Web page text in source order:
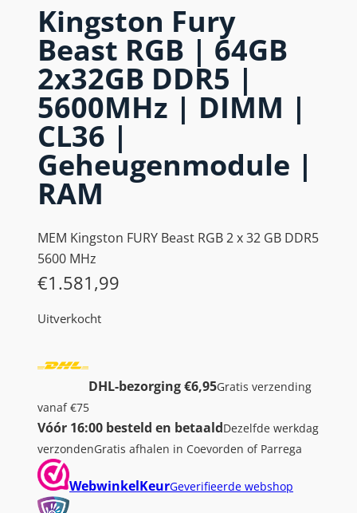
Kingston Fury
Beast RGB | 64GB
2x32GB DDR5 |
5600MHz | DIMM |
CL36 |
Geheugenmodule |
RAM
MEM Kingston FURY Beast RGB 2 x 32 GB DDR5
5600 MHz
€1.581,99
Uitverkocht
DHL-bezorging €6,95Gratis verzending
vanaf €75
Vóór 16:00 besteld en betaaldDezelfde werkdag
verzondenGratis afhalen in Coevorden of Parrega
WebwinkelKeurGeverifieerde webshop